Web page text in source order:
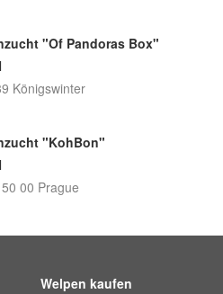
"Of Pandoras Box"
Königswinter
"KohBon"
00 Prague
Welpen kaufen